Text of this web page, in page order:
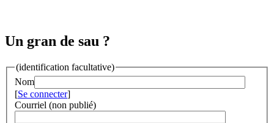
Un gran de sau ?
(identification facultative)
Nom
[Se connecter]
Courriel (non publié)